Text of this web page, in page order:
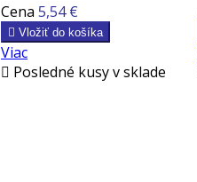
Cena 5,54 €
 Vložiť do košíka
Viac
 Posledné kusy v sklade